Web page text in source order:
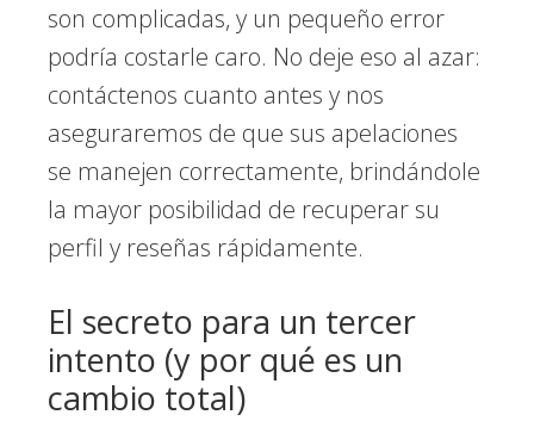
son complicadas, y un pequeño error
podría costarle caro. No deje eso al azar:
contáctenos cuanto antes y nos
aseguraremos de que sus apelaciones
se manejen correctamente, brindándole
la mayor posibilidad de recuperar su
perfil y reseñas rápidamente.
El secreto para un tercer
intento (y por qué es un
cambio total)